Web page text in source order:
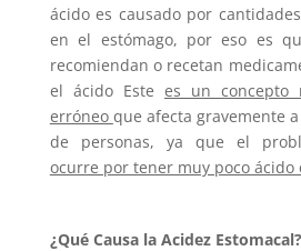
ácido es causado por
en el estómago, por eso es
recomiendan o recetan
el ácido Este es un concepto
erróneo que afecta gravemente
de personas, ya que el
ocurre por tener muy poco ácido
¿Qué Causa la Acidez Estomacal?